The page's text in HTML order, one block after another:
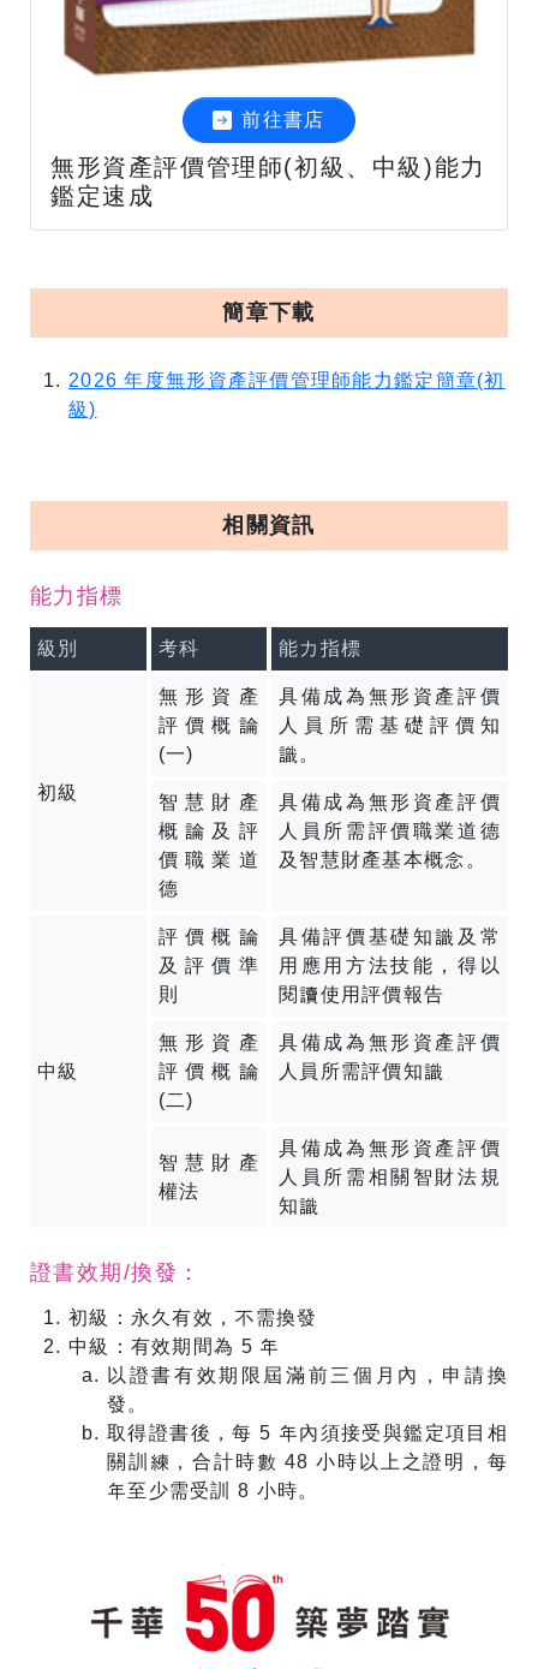
前往書店
無形資產評價管理師(初級、中級)能力
鑑定速成
簡章下載
2026 年度無形資產評價管理師能力鑑定簡章(初
級)
相關資訊
能力指標
級別 考科 能力指標
初級
無形資產
評價概論
(一)
具備成為無形資產評價
人員所需基礎評價知
識。
智慧財產
概論及評
價職業道
德
具備成為無形資產評價
人員所需評價職業道德
及智慧財產基本概念。
中級
評價概論
及評價準
則
具備評價基礎知識及常
用應用方法技能，得以
閱讀使用評價報告
無形資產
評價概論
(二)
具備成為無形資產評價
人員所需評價知識
智慧財產
權法
具備成為無形資產評價
人員所需相關智財法規
知識
證書效期/換發：
初級：永久有效，不需換發
中級：有效期間為 5 年
以證書有效期限屆滿前三個月內，申請換
發。
取得證書後，每 5 年內須接受與鑑定項目相
關訓練，合計時數 48 小時以上之證明，每
年至少需受訓 8 小時。